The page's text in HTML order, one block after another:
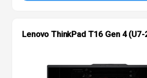
Lenovo ThinkPad T16 Gen 4 (U7-